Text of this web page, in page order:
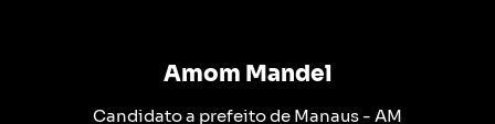
Amom Mandel
Candidato a prefeito de Manaus - AM